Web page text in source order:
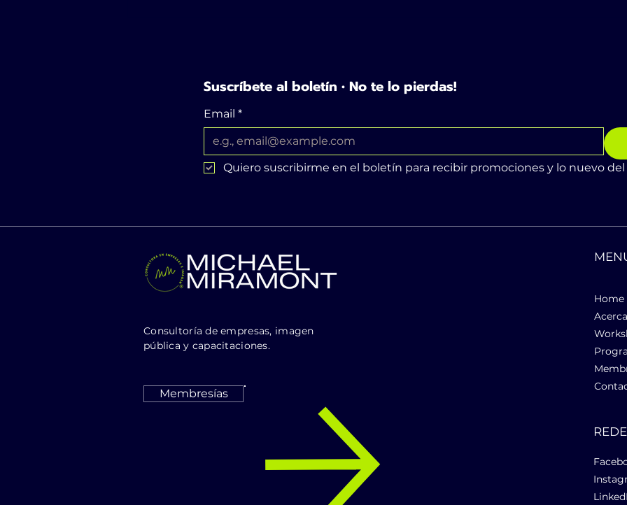
Suscríbete al boletín • No te lo pierdas!
Email *
Quiero suscribirme en el boletín para recibir promociones y lo nuevo del
Consultoría de empresas, imagen
pública y capacitaciones.
Membresías
Home